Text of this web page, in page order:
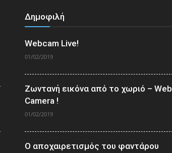
Δημοφιλή
Webcam Live!
01/02/2019
Ζωντανή εικόνα από το χωριό – Web
Camera !
01/02/2019
Ο αποχαιρετισμός του φαντάρου